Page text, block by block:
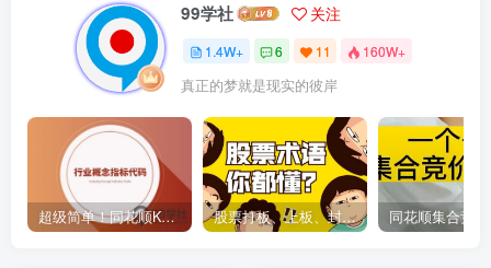
99学社 关注
1.4W+ 6 11 160W+
真正的梦就是现实的彼岸
超级简单！同花顺K线界面显示行业概念指标代码图解 股票打板、上板、封板、翘板、炸板是什么意思？炒股你必须懂的暗语！